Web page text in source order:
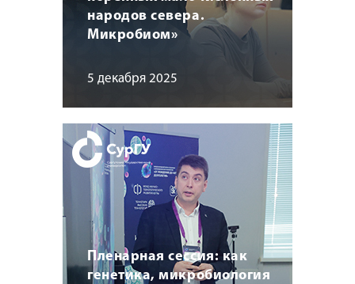
народов севера.
Микробиом»
5 декабря 2025
Пленарная сессия: как
генетика, микробиология